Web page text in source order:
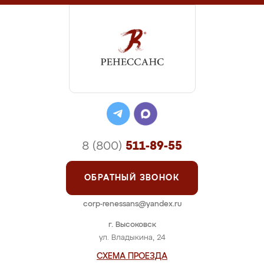
г. Высоковск
ул. Владыкина, 24
СХЕМА ПРОЕЗДА
8 (800) 511-89-55
ОБРАТНЫЙ ЗВОНОК
corp-renessans@yandex.ru